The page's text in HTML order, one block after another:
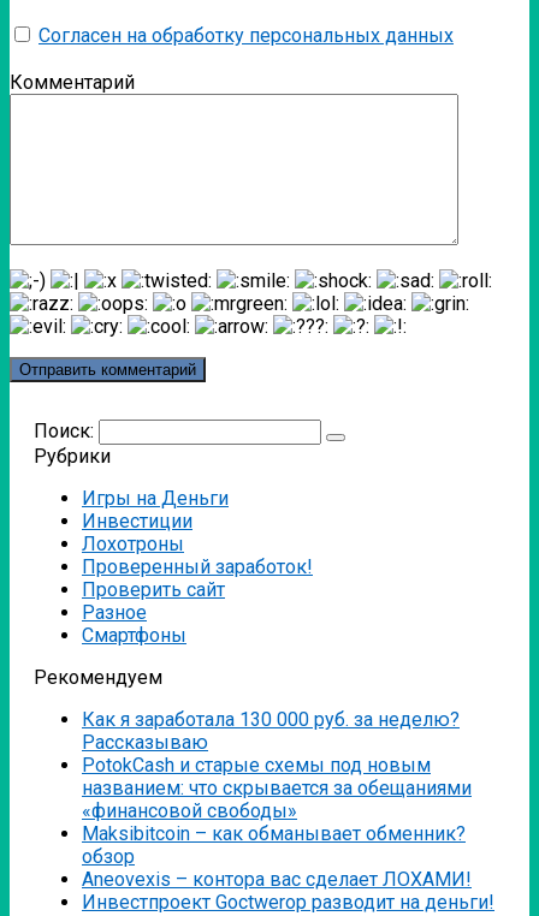
Согласен на обработку персональных данных
Комментарий
Поиск:
Рубрики
Игры на Деньги
Инвестиции
Лохотроны
Проверенный заработок!
Проверить сайт
Разное
Смартфоны
Рекомендуем
Как я заработала 130 000 руб. за неделю?
Рассказываю
PotokCash и старые схемы под новым
названием: что скрывается за обещаниями
«финансовой свободы»
Мaksibitcoin – как обманывает обменник?
обзор
Аneovexis – контора вас сделает ЛОХАМИ!
Инвестпроект Goctwerop разводит на деньги!